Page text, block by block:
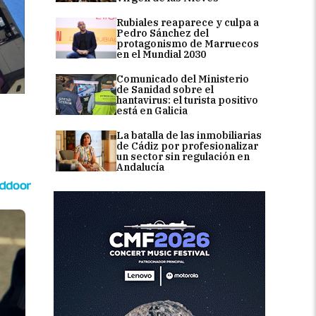
Rubiales reaparece y culpa a
Pedro Sánchez del
protagonismo de Marruecos
en el Mundial 2030
Comunicado del Ministerio
de Sanidad sobre el
hantavirus: el turista positivo
está en Galicia
La batalla de las inmobiliarias
de Cádiz por profesionalizar
un sector sin regulación en
Andalucía